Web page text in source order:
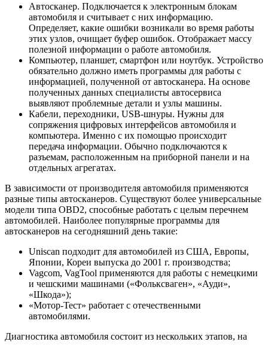
Автосканер. Подключается к электронным блокам
автомобиля и считывает с них информацию.
Определяет, какие ошибки возникали во время работы
этих узлов, очищает буфер ошибок. Отображает массу
полезной информации о работе автомобиля.
Компьютер, планшет, смартфон или ноутбук. Устройство
обязательно должно иметь программы для работы с
информацией, полученной от автосканера. На основе
полученных данных специалисты автосервиса
выявляют проблемные детали и узлы машины.
Кабели, переходники, USB-шнуры. Нужны для
сопряжения цифровых интерфейсов автомобиля и
компьютера. Именно с их помощью происходит
передача информации. Обычно подключаются к
разъемам, расположенным на приборной панели и на
отдельных агрегатах.
В зависимости от производителя автомобиля применяются
разные типы автосканеров. Существуют более универсальные
модели типа OBD2, способные работать с целым перечнем
автомобилей. Наиболее популярные программы для
автосканеров на сегодняшний день такие:
Uniscan подходит для автомобилей из США, Европы,
Японии, Кореи выпуска до 2001 г. производства;
Vagcom, VagTool применяются для работы с немецкими
и чешскими машинами («Фольксваген», «Ауди»,
«Шкода»);
«Мотор-Тест» работает с отечественными
автомобилями.
Диагностика автомобиля состоит из нескольких этапов, на